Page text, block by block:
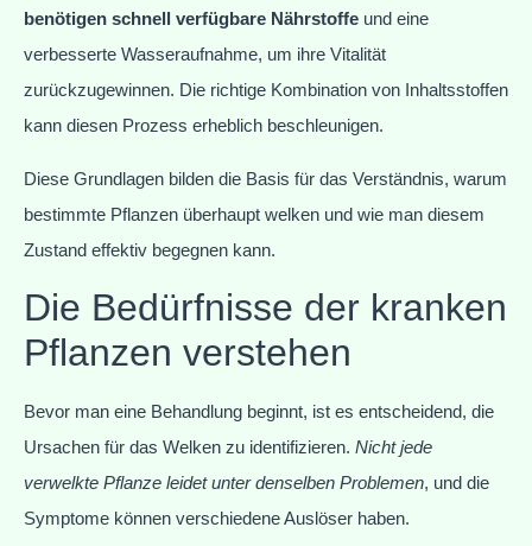
benötigen schnell verfügbare Nährstoffe und eine
verbesserte Wasseraufnahme, um ihre Vitalität
zurückzugewinnen. Die richtige Kombination von Inhaltsstoffen
kann diesen Prozess erheblich beschleunigen.
Diese Grundlagen bilden die Basis für das Verständnis, warum
bestimmte Pflanzen überhaupt welken und wie man diesem
Zustand effektiv begegnen kann.
Die Bedürfnisse der kranken
Pflanzen verstehen
Bevor man eine Behandlung beginnt, ist es entscheidend, die
Ursachen für das Welken zu identifizieren. Nicht jede
verwelkte Pflanze leidet unter denselben Problemen, und die
Symptome können verschiedene Auslöser haben.